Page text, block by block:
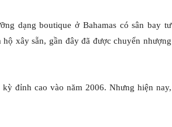
dạng boutique ở Bahamas có sân bay tư
xây sẵn, gần đây đã được chuyển nhượng
đỉnh cao vào năm 2006. Nhưng hiện nay,